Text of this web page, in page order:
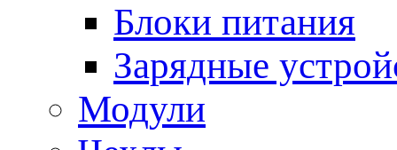
Блоки питания
Зарядные
Модули